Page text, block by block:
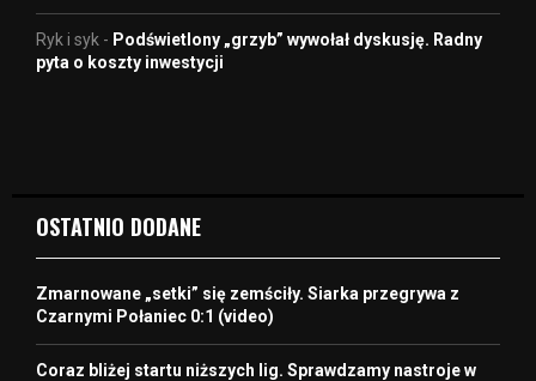
Ryk i syk - Podświetlony „grzyb” wywołał dyskusję. Radny
pyta o koszty inwestycji
OSTATNIO DODANE
Zmarnowane „setki” się zemściły. Siarka przegrywa z
Czarnymi Połaniec 0:1 (video)
Coraz bliżej startu niższych lig. Sprawdzamy nastroje w